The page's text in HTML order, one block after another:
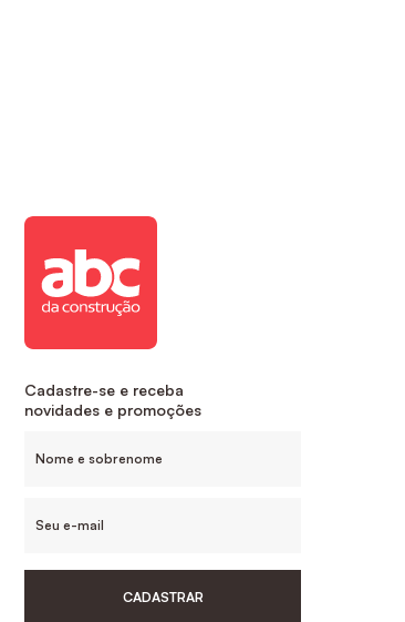
Cadastre-se e receba
novidades e promoções
CADASTRAR